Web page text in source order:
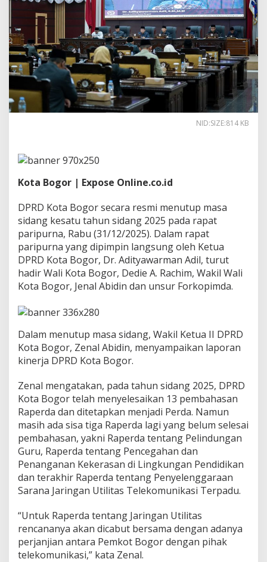
2
0
2
5
D
P
R
D
K
o
r
a
m
p
a
i
k
a
n
L
r
a
n
e
r
a
d
a
n
H
a
s
l
R
e
s
NID:SIZE:814 KB
Kota Bogor | Expose Online.co.id
DPRD Kota Bogor secara resmi menutup masa
sidang kesatu tahun sidang 2025 pada rapat
paripurna, Rabu (31/12/2025). Dalam rapat
paripurna yang dipimpin langsung oleh Ketua
DPRD Kota Bogor, Dr. Adityawarman Adil, turut
hadir Wali Kota Bogor, Dedie A. Rachim, Wakil Wali
Kota Bogor, Jenal Abidin dan unsur Forkopimda.
Dalam menutup masa sidang, Wakil Ketua II DPRD
Kota Bogor, Zenal Abidin, menyampaikan laporan
kinerja DPRD Kota Bogor.
Zenal mengatakan, pada tahun sidang 2025, DPRD
Kota Bogor telah menyelesaikan 13 pembahasan
Raperda dan ditetapkan menjadi Perda. Namun
masih ada sisa tiga Raperda lagi yang belum selesai
pembahasan, yakni Raperda tentang Pelindungan
Guru, Raperda tentang Pencegahan dan
Penanganan Kekerasan di Lingkungan Pendidikan
dan terakhir Raperda tentang Penyelenggaraan
Sarana Jaringan Utilitas Telekomunikasi Terpadu.
“Untuk Raperda tentang Jaringan Utilitas
rencananya akan dicabut bersama dengan adanya
perjanjian antara Pemkot Bogor dengan pihak
telekomunikasi,” kata Zenal.